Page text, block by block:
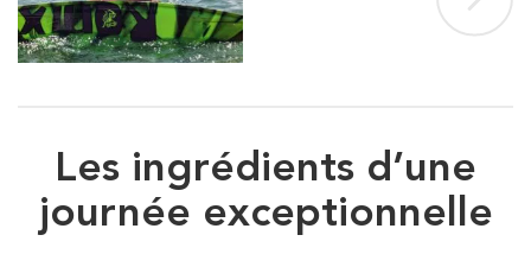
Les ingrédients d’une
journée exceptionnelle